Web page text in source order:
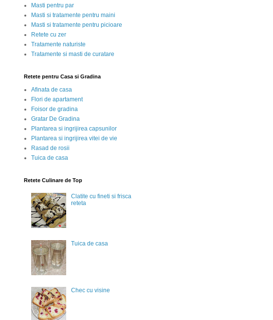
Masti pentru par
Masti si tratamente pentru maini
Masti si tratamente pentru picioare
Retete cu zer
Tratamente naturiste
Tratamente si masti de curatare
Retete pentru Casa si Gradina
Afinata de casa
Flori de apartament
Foisor de gradina
Gratar De Gradina
Plantarea si ingrijirea capsunilor
Plantarea si ingrijirea vitei de vie
Rasad de rosii
Tuica de casa
Retete Culinare de Top
Clatite cu fineti si frisca
reteta
Tuica de casa
Chec cu visine